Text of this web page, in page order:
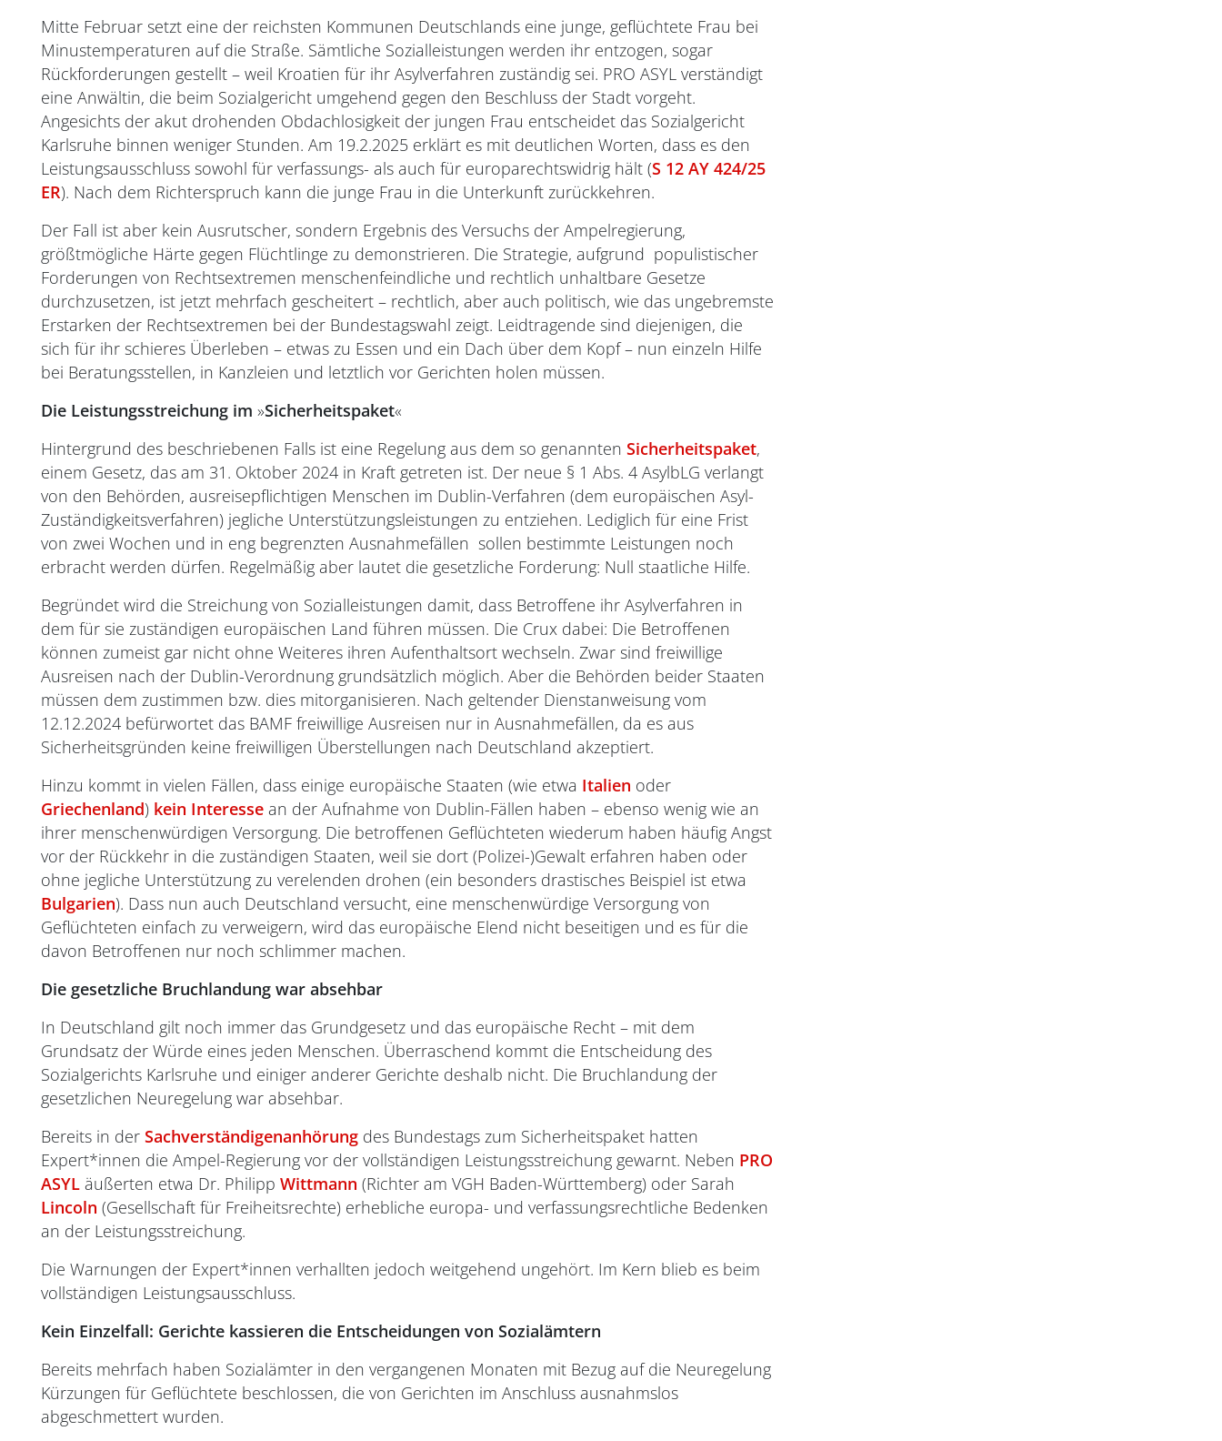
Mitte Februar setzt eine der reichsten Kommunen Deutschlands eine junge, geflüchtete Frau bei
Minustemperaturen auf die Straße. Sämtliche Sozialleistungen werden ihr entzogen, sogar
Rückforderungen gestellt – weil Kroatien für ihr Asylverfahren zuständig sei. PRO ASYL verständigt
eine Anwältin, die beim Sozialgericht umgehend gegen den Beschluss der Stadt vorgeht.
Angesichts der akut drohenden Obdachlosigkeit der jungen Frau entscheidet das Sozialgericht
Karlsruhe binnen weniger Stunden. Am 19.2.2025 erklärt es mit deutlichen Worten, dass es den
Leistungsausschluss sowohl für verfassungs- als auch für europarechtswidrig hält (S 12 AY 424/25
ER). Nach dem Richterspruch kann die junge Frau in die Unterkunft zurückkehren.
Der Fall ist aber kein Ausrutscher, sondern Ergebnis des Versuchs der Ampelregierung,
größtmögliche Härte gegen Flüchtlinge zu demonstrieren. Die Strategie, aufgrund populistischer
Forderungen von Rechtsextremen menschenfeindliche und rechtlich unhaltbare Gesetze
durchzusetzen, ist jetzt mehrfach gescheitert – rechtlich, aber auch politisch, wie das ungebremste
Erstarken der Rechtsextremen bei der Bundestagswahl zeigt. Leidtragende sind diejenigen, die
sich für ihr schieres Überleben – etwas zu Essen und ein Dach über dem Kopf – nun einzeln Hilfe
bei Beratungsstellen, in Kanzleien und letztlich vor Gerichten holen müssen.
Die Leistungsstreichung im »Sicherheitspaket«
Hintergrund des beschriebenen Falls ist eine Regelung aus dem so genannten Sicherheitspaket,
einem Gesetz, das am 31. Oktober 2024 in Kraft getreten ist. Der neue § 1 Abs. 4 AsylbLG verlangt
von den Behörden, ausreisepflichtigen Menschen im Dublin-Verfahren (dem europäischen Asyl-
Zuständigkeitsverfahren) jegliche Unterstützungsleistungen zu entziehen. Lediglich für eine Frist
von zwei Wochen und in eng begrenzten Ausnahmefällen sollen bestimmte Leistungen noch
erbracht werden dürfen. Regelmäßig aber lautet die gesetzliche Forderung: Null staatliche Hilfe.
Begründet wird die Streichung von Sozialleistungen damit, dass Betroffene ihr Asylverfahren in
dem für sie zuständigen europäischen Land führen müssen. Die Crux dabei: Die Betroffenen
können zumeist gar nicht ohne Weiteres ihren Aufenthaltsort wechseln. Zwar sind freiwillige
Ausreisen nach der Dublin-Verordnung grundsätzlich möglich. Aber die Behörden beider Staaten
müssen dem zustimmen bzw. dies mitorganisieren. Nach geltender Dienstanweisung vom
12.12.2024 befürwortet das BAMF freiwillige Ausreisen nur in Ausnahmefällen, da es aus
Sicherheitsgründen keine freiwilligen Überstellungen nach Deutschland akzeptiert.
Hinzu kommt in vielen Fällen, dass einige europäische Staaten (wie etwa Italien oder
Griechenland) kein Interesse an der Aufnahme von Dublin-Fällen haben – ebenso wenig wie an
ihrer menschenwürdigen Versorgung. Die betroffenen Geflüchteten wiederum haben häufig Angst
vor der Rückkehr in die zuständigen Staaten, weil sie dort (Polizei-)Gewalt erfahren haben oder
ohne jegliche Unterstützung zu verelenden drohen (ein besonders drastisches Beispiel ist etwa
Bulgarien). Dass nun auch Deutschland versucht, eine menschenwürdige Versorgung von
Geflüchteten einfach zu verweigern, wird das europäische Elend nicht beseitigen und es für die
davon Betroffenen nur noch schlimmer machen.
Die gesetzliche Bruchlandung war absehbar
In Deutschland gilt noch immer das Grundgesetz und das europäische Recht – mit dem
Grundsatz der Würde eines jeden Menschen. Überraschend kommt die Entscheidung des
Sozialgerichts Karlsruhe und einiger anderer Gerichte deshalb nicht. Die Bruchlandung der
gesetzlichen Neuregelung war absehbar.
Bereits in der Sachverständigenanhörung des Bundestags zum Sicherheitspaket hatten
Expert*innen die Ampel-Regierung vor der vollständigen Leistungsstreichung gewarnt. Neben PRO
ASYL äußerten etwa Dr. Philipp Wittmann (Richter am VGH Baden-Württemberg) oder Sarah
Lincoln (Gesellschaft für Freiheitsrechte) erhebliche europa- und verfassungsrechtliche Bedenken
an der Leistungsstreichung.
Die Warnungen der Expert*innen verhallten jedoch weitgehend ungehört. Im Kern blieb es beim
vollständigen Leistungsausschluss.
Kein Einzelfall: Gerichte kassieren die Entscheidungen von Sozialämtern
Bereits mehrfach haben Sozialämter in den vergangenen Monaten mit Bezug auf die Neuregelung
Kürzungen für Geflüchtete beschlossen, die von Gerichten im Anschluss ausnahmslos
abgeschmettert wurden.